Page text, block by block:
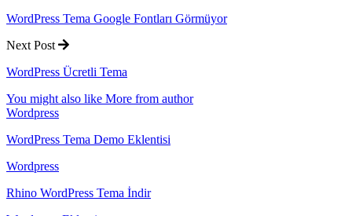
WordPress Tema Google Fontları Görmüyor
Next Post
WordPress Ücretli Tema
You might also like More from author
Wordpress
WordPress Tema Demo Eklentisi
Wordpress
Rhino WordPress Tema İndir